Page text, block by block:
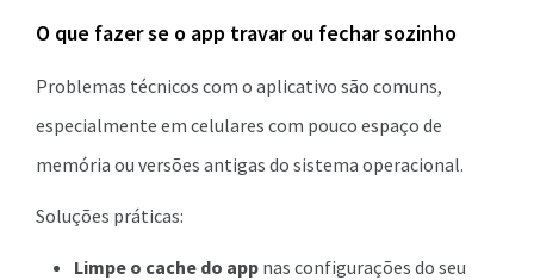
O que fazer se o app travar ou fechar sozinho
Problemas técnicos com o aplicativo são comuns,
especialmente em celulares com pouco espaço de
memória ou versões antigas do sistema operacional.
Soluções práticas:
Limpe o cache do app nas configurações do seu